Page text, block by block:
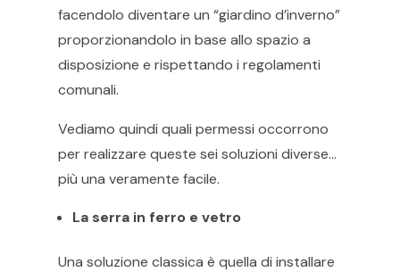
facendolo diventare un “giardino d’inverno”
proporzionandolo in base allo spazio a
disposizione e rispettando i regolamenti
comunali.
Vediamo quindi quali permessi occorrono
per realizzare queste sei soluzioni diverse…
più una veramente facile.
La serra in ferro e vetro
Una soluzione classica è quella di installare